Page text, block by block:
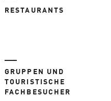
RESTAURANTS
GRUPPEN UND
TOURISTISCHE
FACHBESUCHER